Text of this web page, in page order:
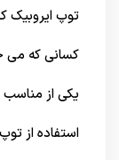
توپ ایروبیک
کسانی که می
یکی از مناسب
استفاده از